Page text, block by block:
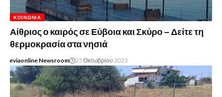
ΚΟΙΝΩΝΊΑ
Αίθριος ο καιρός σε Εύβοια και Σκύρο – Δείτε τη
θερμοκρασία στα νησιά
eviaonline Newsroom 23 Οκτωβρίου 2023